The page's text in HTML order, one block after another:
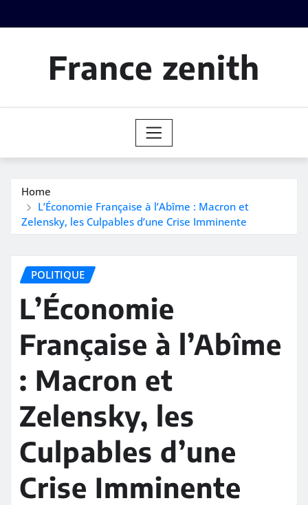
to
France zenith
Home
L’Économie Française à l’Abîme : Macron et
Zelensky, les Culpables d’une Crise Imminente
POLITIQUE
L’Économie
Française à l’Abîme
: Macron et
Zelensky, les
Culpables d’une
Crise Imminente